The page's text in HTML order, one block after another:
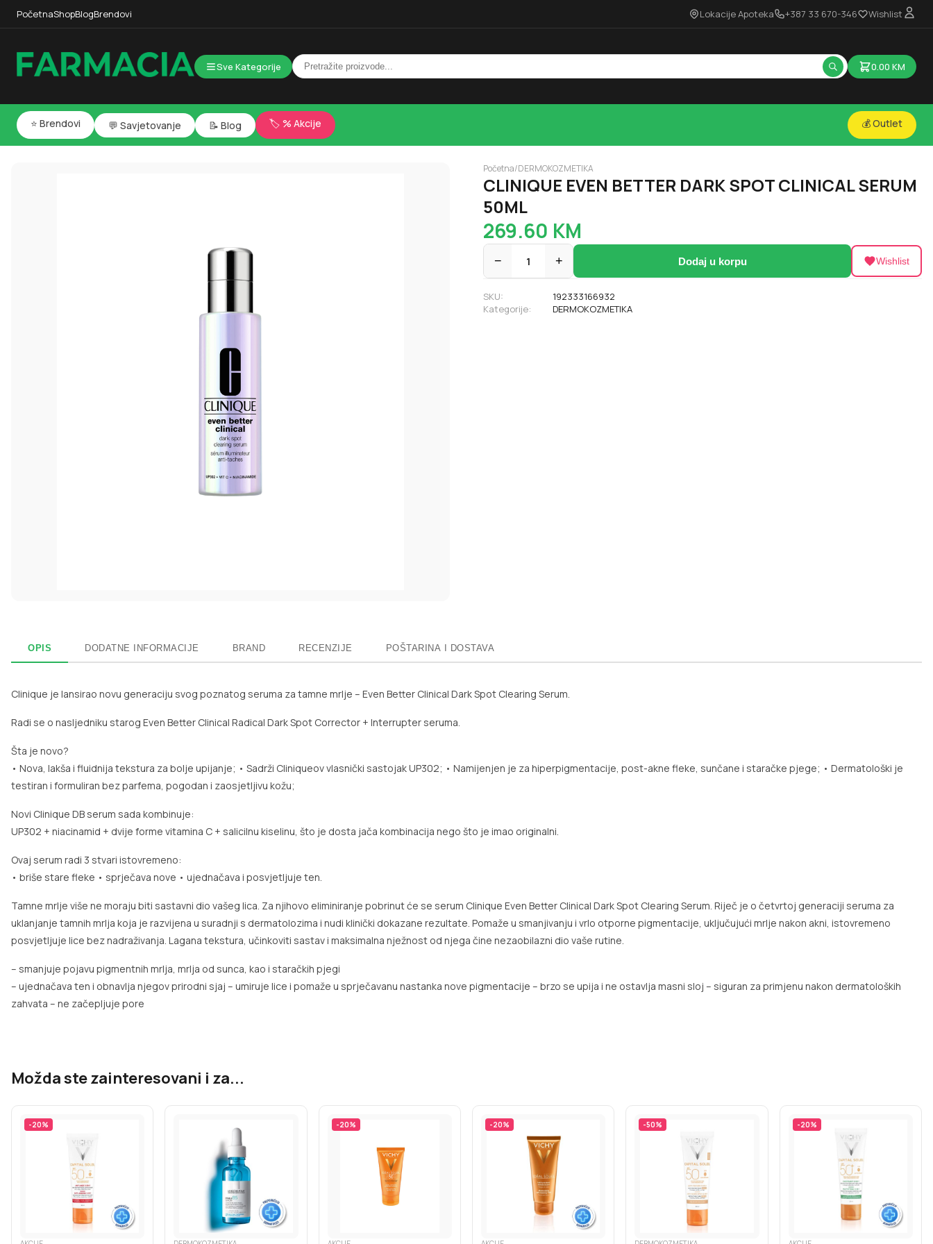
PočetnaShopBlogBrendovi Lokacije Apoteka +387 33 670-346 Wishlist
Sve Kategorije 0.00 KM
⭐ Brendovi 💬 Savjetovanje 📝 Blog 🏷️ % Akcije 💰 Outlet
Početna/DERMOKOZMETIKA
CLINIQUE EVEN BETTER DARK SPOT CLINICAL SERUM
50ML
269.60 KM
− 1 + Dodaj u korpu Wishlist
SKU:
192333166932
Kategorije:
DERMOKOZMETIKA
OPIS DODATNE INFORMACIJE BRAND RECENZIJE POŠTARINA I DOSTAVA
Clinique je lansirao novu generaciju svog poznatog seruma za tamne mrlje – Even Better Clinical Dark Spot Clearing Serum.
Radi se o nasljedniku starog Even Better Clinical Radical Dark Spot Corrector + Interrupter seruma.
Šta je novo?
• Nova, lakša i fluidnija tekstura za bolje upijanje; • Sadrži Cliniqueov vlasnički sastojak UP302; • Namijenjen je za hiperpigmentacije, post-akne fleke, sunčane i staračke pjege; • Dermatološki je
testiran i formuliran bez parfema, pogodan i zaosjetljivu kožu;
Novi Clinique DB serum sada kombinuje:
UP302 + niacinamid + dvije forme vitamina C + salicilnu kiselinu, što je dosta jača kombinacija nego što je imao originalni.
Ovaj serum radi 3 stvari istovremeno:
• briše stare fleke • sprječava nove • ujednačava i posvjetljuje ten.
Tamne mrlje više ne moraju biti sastavni dio vašeg lica. Za njihovo eliminiranje pobrinut će se serum Clinique Even Better Clinical Dark Spot Clearing Serum. Riječ je o četvrtoj generaciji seruma za
uklanjanje tamnih mrlja koja je razvijena u suradnji s dermatolozima i nudi klinički dokazane rezultate. Pomaže u smanjivanju i vrlo otporne pigmentacije, uključujući mrlje nakon akni, istovremeno
posvjetljuje lice bez nadraživanja. Lagana tekstura, učinkoviti sastav i maksimalna nježnost od njega čine nezaobilazni dio vaše rutine.
– smanjuje pojavu pigmentnih mrlja, mrlja od sunca, kao i staračkih pjegi
– ujednačava ten i obnavlja njegov prirodni sjaj – umiruje lice i pomaže u sprječavanu nastanka nove pigmentacije – brzo se upija i ne ostavlja masni sloj – siguran za primjenu nakon dermatoloških
zahvata – ne začepljuje pore
Možda ste zainteresovani i za...
-20% -20% -20% -50% -20%